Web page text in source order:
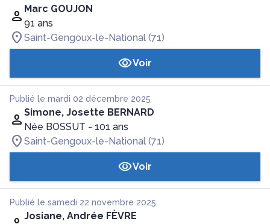
Marc GOUJON
91 ans
Saint-Gengoux-le-National (71)
Voir
Publié le mardi 02 décembre 2025
Simone, Josette BERNARD
Née BOSSUT - 101 ans
Saint-Gengoux-le-National (71)
Voir
Publié le samedi 22 novembre 2025
Josiane, Andrée FÈVRE